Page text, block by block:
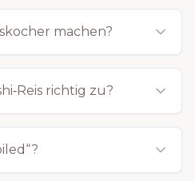
machen?
richtig zu?